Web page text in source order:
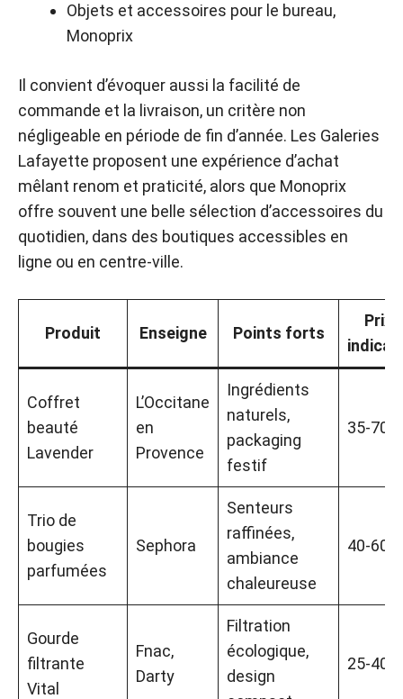
Objets et accessoires pour le bureau,
Monoprix
Il convient d’évoquer aussi la facilité de
commande et la livraison, un critère non
négligeable en période de fin d’année. Les Galeries
Lafayette proposent une expérience d’achat
mêlant renom et praticité, alors que Monoprix
offre souvent une belle sélection d’accessoires du
quotidien, dans des boutiques accessibles en
ligne ou en centre-ville.
Produit Enseigne Points forts
Prix
Coffret
beauté
Lavender
L’Occitane
en
Provence
Ingrédients
naturels,
packaging
festif
35-70 €
Trio de
bougies
parfumées
Sephora
Senteurs
raffinées,
ambiance
chaleureuse
40-60 €
Gourde
filtrante
Vital
Fnac,
Darty
Filtration
écologique,
design
25-40 €